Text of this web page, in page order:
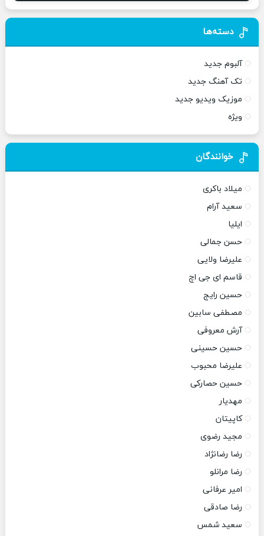
دسته‌ها
آلبوم جدید
تک آهنگ جدید
موزیک ویدیو جدید
ویژه
خوانندگان
میلاد باکری
سعید آرام
ایلیا
حسن جمالی
علیرضا ولایی
قاسم ای جی اچ
حسین رایج
مصطفی سابین
آرش معروفی
حسین حسینی
علیرضا محبوب
حسین حصارکی
مهدیار
کاپیتان
مجید رضوی
رضا رضانژاد
رضا مرانلو
امیر عرفانی
رضا صادقی
سعید شمس